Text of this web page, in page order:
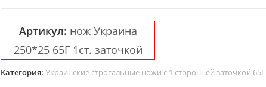
нож
односторонний
Украина
Артикул: нож Украина
250*25 65Г 1ст. заточкой
Категория:Украинские строгальные ножи с 1 сторонней заточкой 65Г